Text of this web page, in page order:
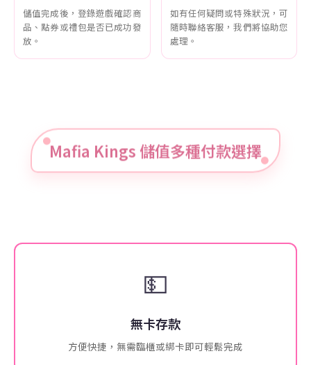
儲值完成後，登錄遊戲確認商
品、點券或禮包是否已成功發
放。
如有任何疑問或特殊狀況，可
隨時聯絡客服，我們將協助您
處理。
Mafia Kings 儲值多種付款選擇
💵
無卡存款
方便快捷，無需臨櫃或綁卡即可輕鬆完成